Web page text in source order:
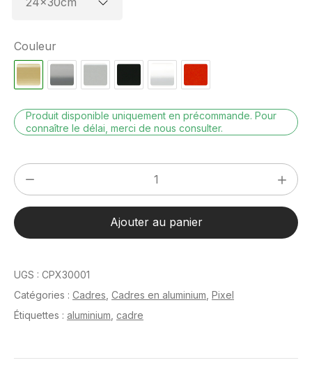
Couleur
Produit disponible uniquement en précommande. Pour
connaître le délai, merci de nous consulter.
quantité
de
Pixel
Or
24
x
30
Ajouter au panier
UGS : CPX30001
Catégories : Cadres Cadres en aluminium Pixel
Étiquettes : aluminium cadre